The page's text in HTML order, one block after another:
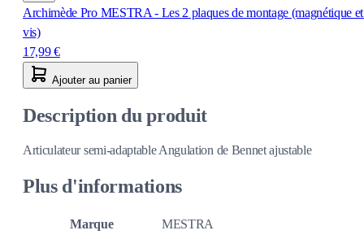
Archimède Pro MESTRA - Les 2 plaques de montage (magnétique
vis)
17,99 €
Ajouter au panier
Description du produit
Articulateur semi-adaptable Angulation de Bennet ajustable
Plus d'informations
Marque
MESTRA